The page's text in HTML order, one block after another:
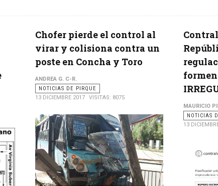
Chofer pierde el control al
virar y colisiona contra un
poste en Concha y Toro
ANDREA G. C-R.
NOTICIAS DE PIRQUE
13 DICIEMBRE 2017
VISITAS: 8075
formen
MAURICIO
NOTICIAS
13